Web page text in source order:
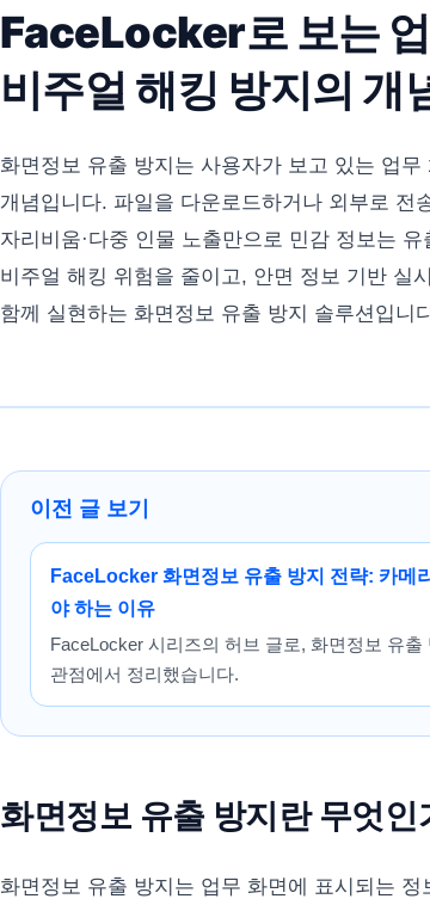
FaceLocker로 보는
비주얼 해킹 방지의 개
화면정보 유출 방지는 사용자가 보고 있는 업
개념입니다. 파일을 다운로드하거나 외부로 전
자리비움·다중 인물 노출만으로 민감 정보는
비주얼 해킹 위험을 줄이고, 안면 정보 기반 실
함께 실현하는 화면정보 유출 방지 솔루션입니
이전 글 보기
FaceLocker 화면정보 유출 방지 전략: 카메
야 하는 이유
FaceLocker 시리즈의 허브 글로, 화면정보 유
관점에서 정리했습니다.
화면정보 유출 방지란 무엇인
화면정보 유출 방지는 업무 화면에 표시되는